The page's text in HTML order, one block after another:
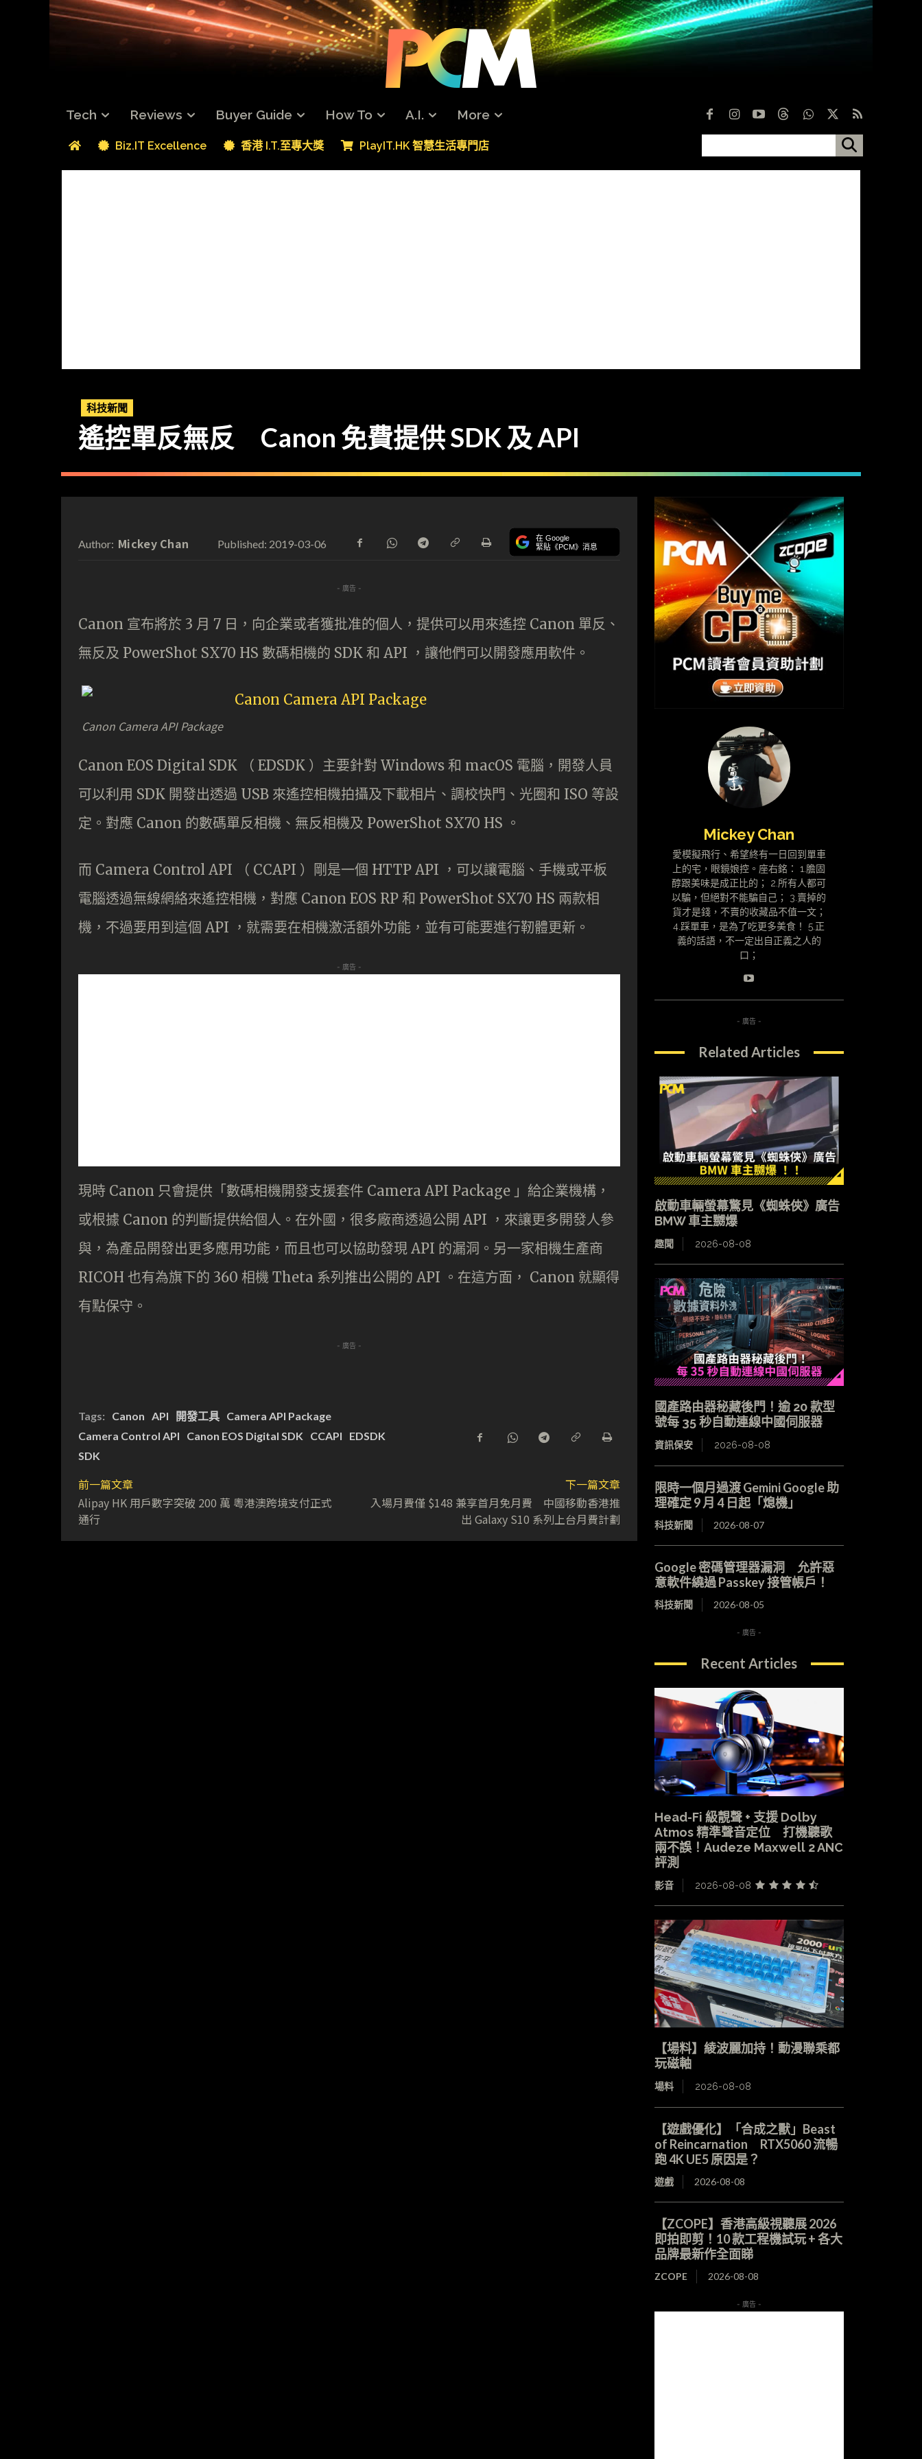
Tech Reviews Buyer Guide How To A.I. More
Biz.IT Excellence 香港 I.T.至專大獎 PlayIT.HK 智慧生活專門店
科技新聞
遙控單反無反 Canon 免費提供 SDK 及 API
Author: Mickey Chan Published: 2019-03-06 在 Google
緊貼《PCM》消息
- 廣告 -
Canon 宣布將於 3 月 7 日，向企業或者獲批准的個人，提供可以用來遙控 Canon 單反、
無反及 PowerShot SX70 HS 數碼相機的 SDK 和 API ，讓他們可以開發應用軟件。
Canon Camera API Package
Canon EOS Digital SDK （ EDSDK ）主要針對 Windows 和 macOS 電腦，開發人員
可以利用 SDK 開發出透過 USB 來遙控相機拍攝及下載相片、調校快門、光圈和 ISO 等設
定。對應 Canon 的數碼單反相機、無反相機及 PowerShot SX70 HS 。
而 Camera Control API （ CCAPI ）剛是一個 HTTP API ，可以讓電腦、手機或平板
電腦透過無線網絡來遙控相機，對應 Canon EOS RP 和 PowerShot SX70 HS 兩款相
機，不過要用到這個 API ，就需要在相機激活額外功能，並有可能要進行靭體更新。
- 廣告 -
現時 Canon 只會提供「數碼相機開發支援套件 Camera API Package 」給企業機構，
或根據 Canon 的判斷提供給個人。在外國，很多廠商透過公開 API ，來讓更多開發人參
與，為產品開發出更多應用功能，而且也可以協助發現 API 的漏洞。另一家相機生產商
RICOH 也有為旗下的 360 相機 Theta 系列推出公開的 API 。在這方面， Canon 就顯得
有點保守。
- 廣告 -
Tags: Canon API 開發工具 Camera API Package
Camera Control API
Canon EOS Digital SDK CCAPI
EDSDK
SDK
前一篇文章
Alipay HK 用戶數字突破 200 萬 粵港澳跨境支付正式
通行
下一篇文章
入場月費僅 $148 兼享首月免月費 中國移動香港推
出 Galaxy S10 系列上台月費計劃
Mickey Chan
愛模擬飛行、希望終有一日回到單車
上的宅，眼鏡娘控。座右銘： 1.膽固
醇跟美味是成正比的； 2.所有人都可
以騙，但絕對不能騙自己； 3.賣掉的
貨才是錢，不賣的收藏品不值一文；
4.踩單車，是為了吃更多美食！ 5.正
義的話語，不一定出自正義之人的
口；
- 廣告 -
Related Articles
啟動車輛螢幕驚見《蜘蛛俠》廣告
BMW 車主嬲爆
趣聞 2026-08-08
國產路由器秘藏後門！逾 20 款型
號每 35 秒自動連線中國伺服器
資訊保安 2026-08-08
限時一個月過渡 Gemini Google 助
理確定 9 月 4 日起「熄機」
科技新聞 2026-08-07
Google 密碼管理器漏洞 允許惡
意軟件繞過 Passkey 接管帳戶！
科技新聞 2026-08-05
- 廣告 -
Recent Articles
Head-Fi 級靚聲 + 支援 Dolby
Atmos 精準聲音定位 打機聽歌
兩不誤！Audeze Maxwell 2 ANC
評測
影音 2026-08-08
【場料】綾波麗加持！動漫聯乘都
玩磁軸
場料 2026-08-08
【遊戲優化】「合成之獸」Beast
of Reincarnation RTX5060 流暢
跑 4K UE5 原因是？
遊戲 2026-08-08
【ZCOPE】香港高級視聽展 2026
即拍即剪！10 款工程機試玩 + 各大
品牌最新作全面睇
ZCOPE 2026-08-08
- 廣告 -